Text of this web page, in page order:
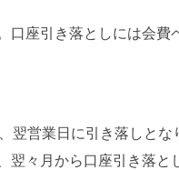
座引き落としには会費
営業日に引き落しと
々月から口座引き落と